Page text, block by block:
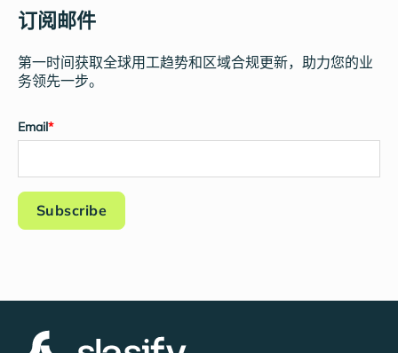
订阅邮件
第一时间获取全球用工趋势和区域合规更新，助力您的业
务领先一步。
Email*